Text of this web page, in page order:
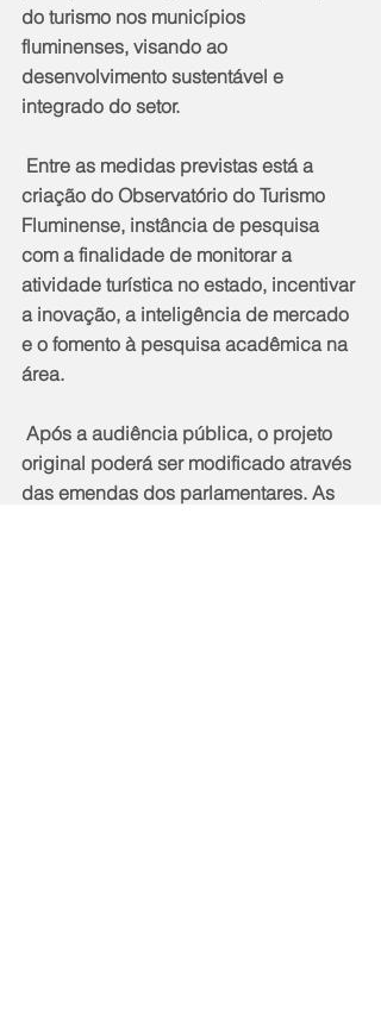
do turismo nos municípios
fluminenses, visando ao
desenvolvimento sustentável e
integrado do setor.
criação do Observatório do Turismo
Fluminense, instância de pesquisa
com a finalidade de monitorar a
atividade turística no estado, incentivar
a inovação, a inteligência de mercado
e o fomento à pesquisa acadêmica na
área.
original poderá ser modificado através
das emendas dos parlamentares. As